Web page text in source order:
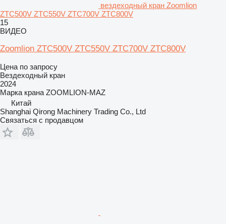
вездеходный кран Zoomlion
ZTC500V ZTC550V ZTC700V ZTC800V
15
ВИДЕО
Zoomlion ZTC500V ZTC550V ZTC700V ZTC800V
Цена по запросу
Вездеходный кран
2024
Марка крана ZOOMLION-MAZ
Китай
Shanghai Qirong Machinery Trading Co., Ltd
Связаться с продавцом